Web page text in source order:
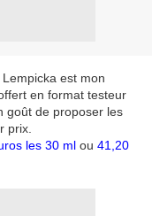
Lempicka est mon
en format testeur
goût de proposer les
prix.
les 30 ml ou 41,20